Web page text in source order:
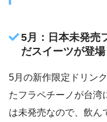
5月：日本未発売
だスイーツが登場
5月の新作限定ドリン
たフラペチーノが台湾
は未発売なので、飲ん